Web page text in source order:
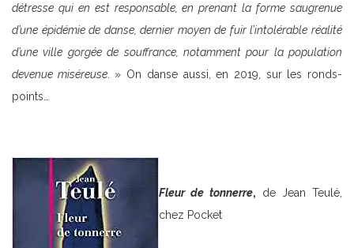
détresse qui en est responsable, en prenant la forme saugrenue
d’une épidémie de danse, dernier moyen de fuir l’intolérable réalité
d’une ville gorgée de souffrance, notamment pour la population
devenue miséreuse. » On danse aussi, en 2019, sur les ronds-
points…
Fleur de tonnerre, de Jean Teulé,
chez Pocket